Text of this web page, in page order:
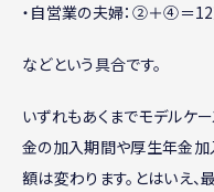
・自営業の夫婦：②＋④＝
などという具合です。
いずれもあくまでモデルケ
金の加入期間や厚生年金加
額は変わります。とはいえ、